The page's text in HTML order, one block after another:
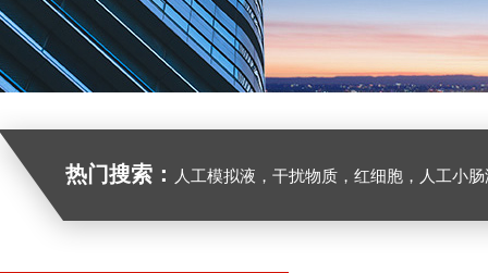
热门搜索： 人工模拟液，干扰物质，红细胞，人工小